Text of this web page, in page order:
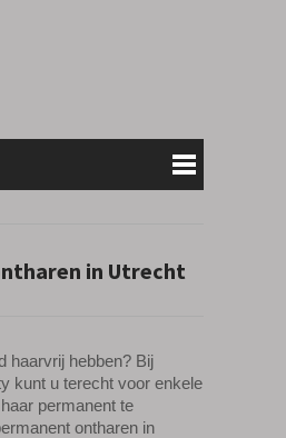
in Utrecht
haarvrij hebben? Bij
kunt u terecht voor enkele
permanent te
ontharen in